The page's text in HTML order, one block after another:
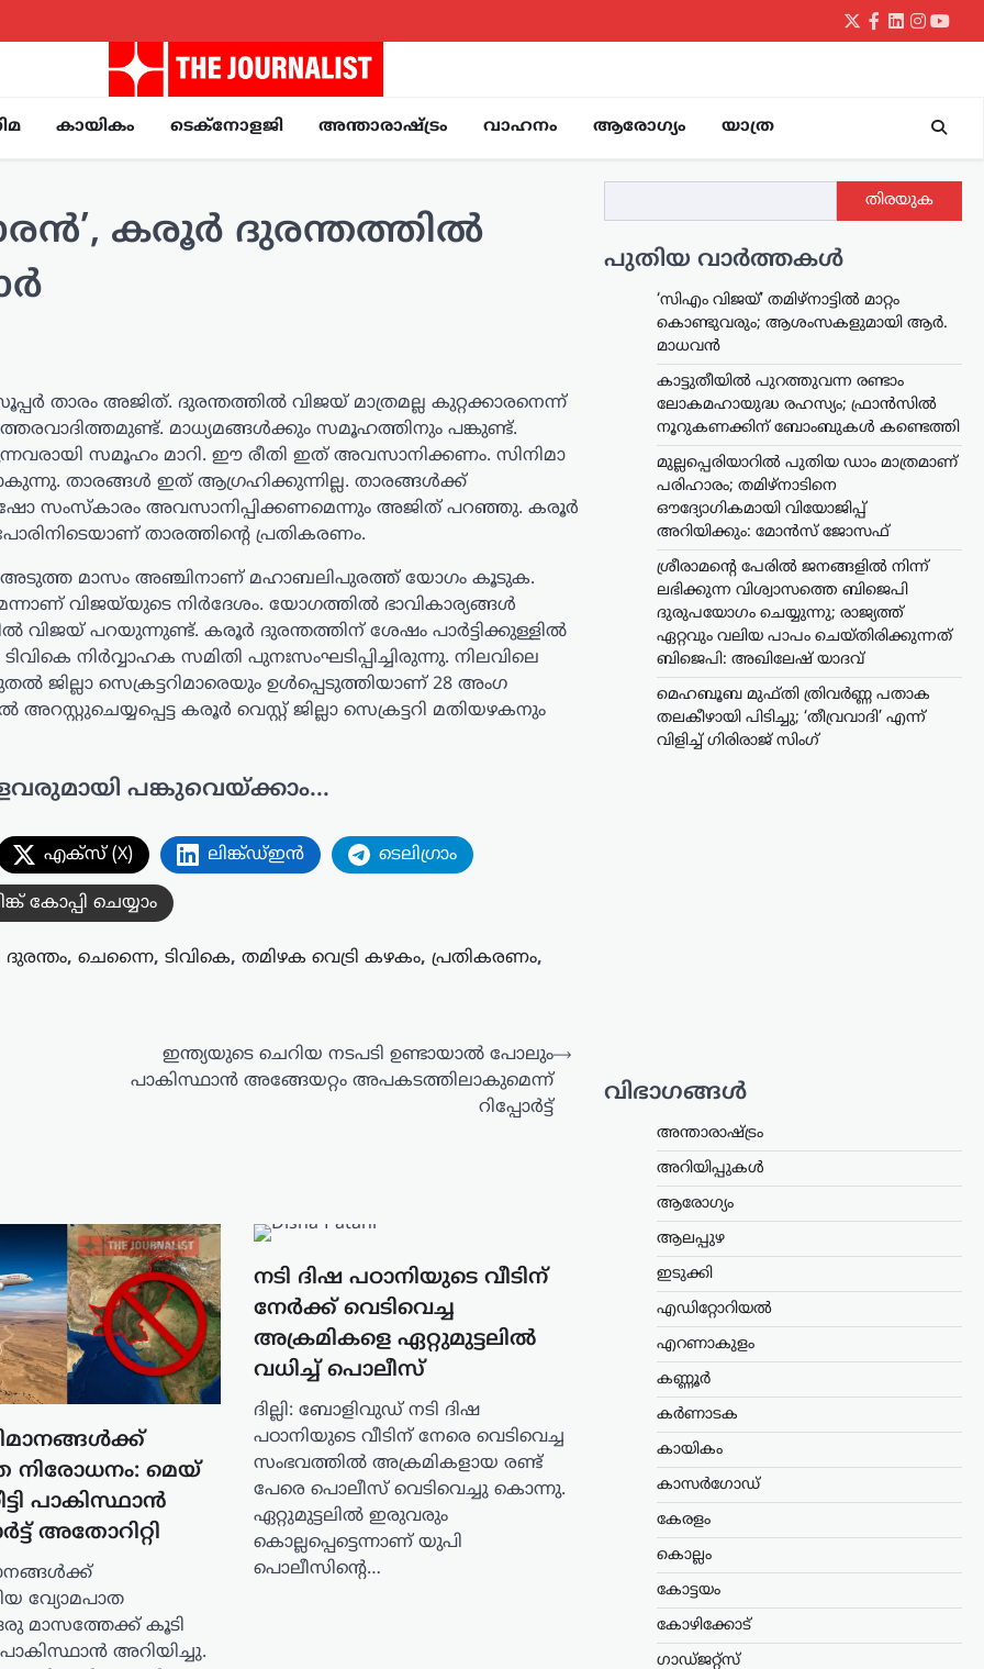
Twitter
Facebook
LinkedIn
കായികം ടെക്നോളജി അന്താരാഷ്ട്രം വാഹനം ആരോഗ്യം യാത്ര
കരൂർ ദുരന്തത്തിൽ
താരം അജിത്. ദുരന്തത്തിൽ വിജയ് മാത്രമല്ല കുറ്റക്കാരനെന്ന്
മാധ്യമങ്ങൾക്കും സമൂഹത്തിനും പങ്കുണ്ട്.
സമൂഹം മാറി. ഈ രീതി ഇത് അവസാനിക്കണം. സിനിമാ
താരങ്ങൾ ഇത് ആഗ്രഹിക്കുന്നില്ല. താരങ്ങൾക്ക്
സംസ്കാരം അവസാനിപ്പിക്കണമെന്നും അജിത് പറഞ്ഞു. കരൂർ
താരത്തിന്റെ പ്രതികരണം.
അടുത്ത മാസം അഞ്ചിനാണ് മഹാബലിപുരത്ത് യോഗം കൂടുക.
വിജയ്‌യുടെ നിർദേശം. യോഗത്തില്‍ ഭാവികാര്യങ്ങൾ
വിജയ് പറയുന്നുണ്ട്. കരൂർ ദുരന്തത്തിന് ശേഷം പാർട്ടിക്കുള്ളിൽ
നിർവ്വാഹക സമിതി പുനഃസംഘടിപ്പിച്ചിരുന്നു. നിലവിലെ
ജില്ലാ സെക്രട്ടറിമാരെയും ഉൾപ്പെടുത്തിയാണ് 28 അംഗ
കരൂർ വെസ്റ്റ് ജില്ലാ സെക്രട്ടറി മതിയഴകനും
പങ്കുവെയ്ക്കാം...
എക്സ് (X) ലിങ്ക്ഡ്ഇൻ ടെലിഗ്രാം
കോപ്പി ചെയ്യാം
, ചെന്നൈ, ടിവികെ, തമിഴക വെട്രി കഴകം, പ്രതികരണം,
ഇന്ത്യയുടെ ചെറിയ നടപടി ഉണ്ടായാൽ പോലും
പാകിസ്ഥാൻ അങ്ങേയറ്റം അപകടത്തിലാകുമെന്ന്
റിപ്പോർട്ട്
⟶
നിരോധനം: മെയ്
പാകിസ്ഥാന്‍
അതോറിറ്റി
വ്യോമപാത
മാസത്തേക്ക് കൂടി
പാകിസ്ഥാന്‍ അറിയിച്ചു.
നടി ദിഷ പഠാനിയുടെ വീടിന്
നേർക്ക് വെടിവെച്ച
അക്രമികളെ ഏറ്റുമുട്ടലിൽ
വധിച്ച് പൊലീസ്
ദില്ലി: ബോളിവുഡ് നടി ദിഷ
പഠാനിയുടെ വീടിന് നേരെ വെടിവെച്ച
സംഭവത്തിൽ അക്രമികളായ രണ്ട്
പേരെ പൊലീസ് വെടിവെച്ചു കൊന്നു.
ഏറ്റുമുട്ടലിൽ ഇരുവരും
കൊല്ലപ്പെട്ടെന്നാണ് യുപി
പൊലീസിന്റെ…
തിരയുക
പുതിയ വാർത്തകൾ
‘സിഎം വിജയ്’ തമിഴ്നാട്ടിൽ മാറ്റം
കൊണ്ടുവരും; ആശംസകളുമായി ആർ.
മാധവൻ
കാട്ടുതീയിൽ പുറത്തുവന്ന രണ്ടാം
ലോകമഹായുദ്ധ രഹസ്യം; ഫ്രാൻസിൽ
നൂറുകണക്കിന് ബോംബുകൾ കണ്ടെത്തി
മുല്ലപ്പെരിയാറിൽ പുതിയ ഡാം മാത്രമാണ്
പരിഹാരം; തമിഴ്നാടിനെ
ഔദ്യോഗികമായി വിയോജിപ്പ്
അറിയിക്കും: മോൻസ് ജോസഫ്
ശ്രീരാമന്റെ പേരിൽ ജനങ്ങളിൽ നിന്ന്
ലഭിക്കുന്ന വിശ്വാസത്തെ ബിജെപി
ദുരുപയോഗം ചെയ്യുന്നു; രാജ്യത്ത്
ഏറ്റവും വലിയ പാപം ചെയ്തിരിക്കുന്നത്
ബിജെപി: അഖിലേഷ് യാദവ്
മെഹബൂബ മുഫ്തി ത്രിവർണ്ണ പതാക
തലകീഴായി പിടിച്ചു; ‘തീവ്രവാദി’ എന്ന്
വിളിച്ച് ഗിരിരാജ് സിംഗ്
വിഭാഗങ്ങൾ
അന്താരാഷ്ട്രം
അറിയിപ്പുകൾ
ആരോഗ്യം
ആലപ്പുഴ
ഇടുക്കി
എഡിറ്റോറിയൽ
എറണാകുളം
കണ്ണൂർ
കർണാടക
കായികം
കാസർഗോഡ്
കേരളം
കൊല്ലം
കോട്ടയം
കോഴിക്കോട്
ഗാഡ്ജറ്റ്സ്